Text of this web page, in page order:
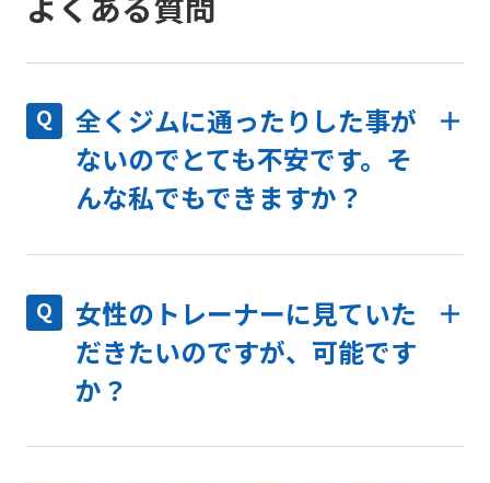
全くジムに通ったりした事が
ないのでとても不安です。そ
んな私でもできますか？
女性のトレーナーに見ていた
だきたいのですが、可能です
か？